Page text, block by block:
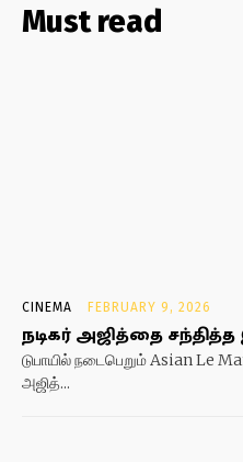
Must read
CINEMA FEBRUARY 9, 2026
நடிகர் அஜித்தை சந்தித்த
டுபாயில் நடைபெறும் Asian Le
அஜித்...